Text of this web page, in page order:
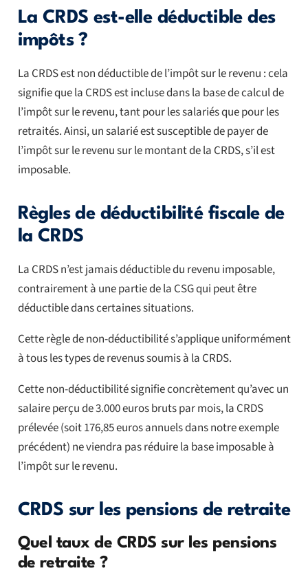
La CRDS est-elle déductible des
impôts ?
La CRDS est non déductible de l’impôt sur le revenu : cela
signifie que la CRDS est incluse dans la base de calcul de
l’impôt sur le revenu, tant pour les salariés que pour les
retraités. Ainsi, un salarié est susceptible de payer de
l’impôt sur le revenu sur le montant de la CRDS, s’il est
imposable.
Règles de déductibilité fiscale de
la CRDS
La CRDS n’est jamais déductible du revenu imposable,
contrairement à une partie de la CSG qui peut être
déductible dans certaines situations.
Cette règle de non-déductibilité s’applique uniformément
à tous les types de revenus soumis à la CRDS.
Cette non-déductibilité signifie concrètement qu’avec un
salaire perçu de 3.000 euros bruts par mois, la CRDS
prélevée (soit 176,85 euros annuels dans notre exemple
précédent) ne viendra pas réduire la base imposable à
l’impôt sur le revenu.
CRDS sur les pensions de retraite
Quel taux de CRDS sur les pensions
de retraite ?